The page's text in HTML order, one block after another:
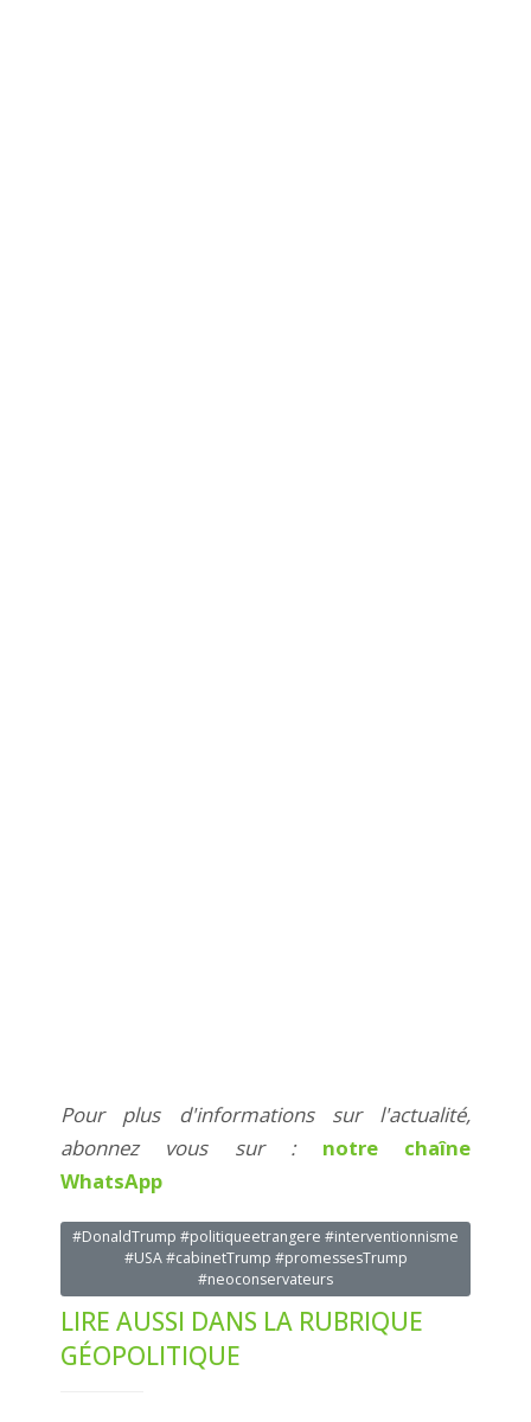
Pour plus d'informations sur l'actualité,
abonnez vous sur : notre chaîne
WhatsApp
#DonaldTrump #politiqueetrangere #interventionnisme
#USA #cabinetTrump #promessesTrump
#neoconservateurs
LIRE AUSSI DANS LA RUBRIQUE
GÉOPOLITIQUE